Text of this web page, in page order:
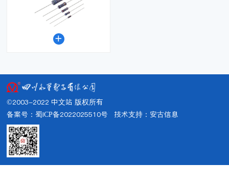

©2003-2022 中文站 版权所有
备案号：蜀ICP备2022025510号 技术支持： 安古信息